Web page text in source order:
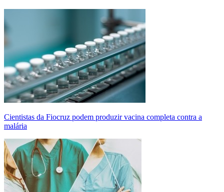
Cientistas da Fiocruz podem produzir vacina completa contra a
malária